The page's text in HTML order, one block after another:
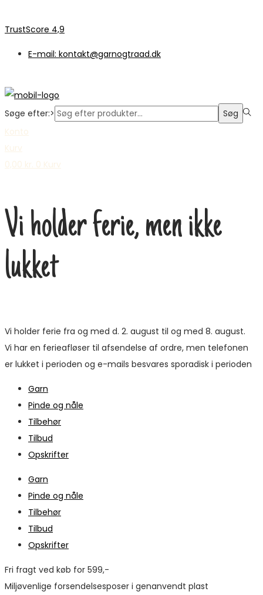
TrustScore 4,9
E-mail: kontakt@garnogtraad.dk
Søge efter:>
Søg
Konto
Kurv
0,00 kr. 0 Kurv
Vi holder ferie, men ikke
lukket
Vi holder ferie fra og med d. 2. august til og med 8. august.
Vi har en ferieafløser til afsendelse af ordre, men telefonen
er lukket i perioden og e-mails besvares sporadisk i perioden
Garn
Pinde og nåle
Tilbehør
Tilbud
Opskrifter
Garn
Pinde og nåle
Tilbehør
Tilbud
Opskrifter
Fri fragt ved køb for 599,-
Miljøvenlige forsendelsesposer i genanvendt plast